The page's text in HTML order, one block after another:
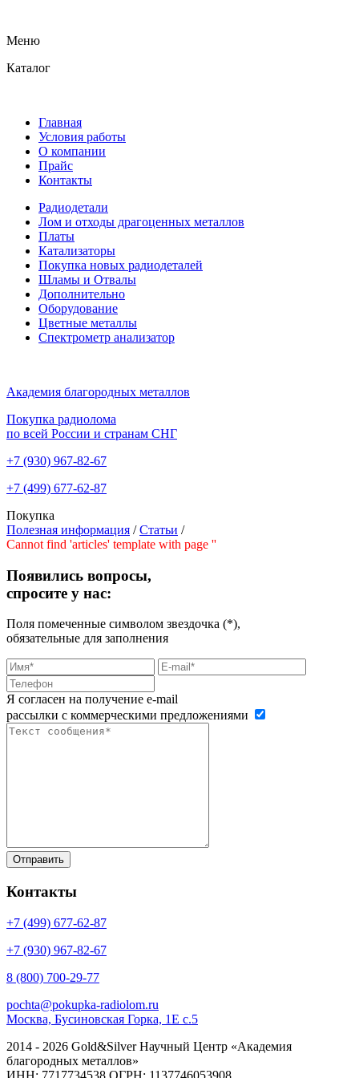
Меню
Каталог
Главная
Условия работы
О компании
Прайс
Контакты
Радиодетали
Лом и отходы драгоценных металлов
Платы
Катализаторы
Покупка новых радиодеталей
Шламы и Отвалы
Дополнительно
Оборудование
Цветные металлы
Спектрометр анализатор
Академия благородных металлов
Покупка радиолома
по всей России и странам СНГ
+7 (930) 967-82-67
+7 (499) 677-62-87
Покупка
Полезная информация / Статьи /
Cannot find 'articles' template with page ''
Появились вопросы,
спросите у нас:
Поля помеченные символом звездочка (*),
обязательные для заполнения
Я согласен на получение e-mail
рассылки с коммерческими предложениями
Контакты
+7 (499) 677-62-87
+7 (930) 967-82-67
8 (800) 700-29-77
pochta@pokupka-radiolom.ru
Москва, Бусиновская Горка, 1Е с.5
2014 - 2026 Gold&Silver Научный Центр «Академия
благородных металлов»
ИНН: 7717734538 ОГРН: 1137746053908